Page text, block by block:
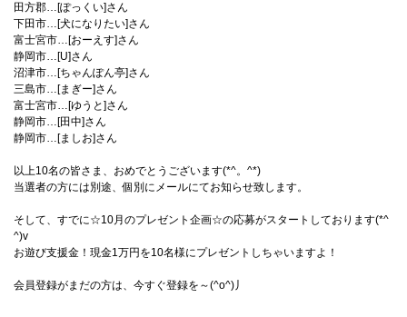
田方郡…[ぽっくい]さん
下田市…[犬になりたい]さん
富士宮市…[おーえす]さん
静岡市…[U]さん
沼津市…[ちゃんぽん亭]さん
三島市…[まぎー]さん
富士宮市…[ゆうと]さん
静岡市…[田中]さん
静岡市…[ましお]さん
以上10名の皆さま、おめでとうございます(*^。^*)
当選者の方には別途、個別にメールにてお知らせ致します。
そして、すでに☆10月のプレゼント企画☆の応募がスタートしております(*^
^)v
お遊び支援金！現金1万円を10名様にプレゼントしちゃいますよ！
会員登録がまだの方は、今すぐ登録を～(^o^)丿